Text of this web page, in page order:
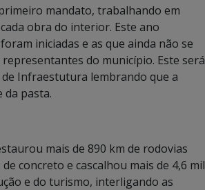
mandato, trabalhando em
obra do interior. Este ano
iniciadas e as que ainda não se
do município. Este será
Infraestutura lembrando que a
da pasta.
mais de 890 km de rodovias
concreto e cascalhou mais de 4,6 mil
e do turismo, interligando as